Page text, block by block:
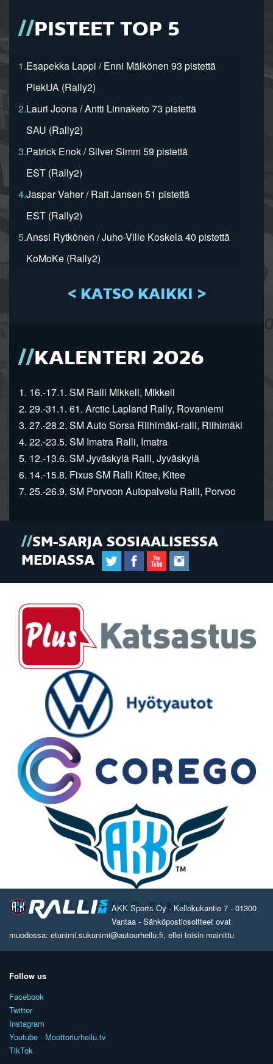
PISTEET TOP 5
1.Esapekka Lappi / Enni Mälkönen 93 pistettä
PiekUA (Rally2)
2.Lauri Joona / Antti Linnaketo 73 pistettä
SAU (Rally2)
3.Patrick Enok / Silver Simm 59 pistettä
EST (Rally2)
4.Jaspar Vaher / Rait Jansen 51 pistettä
EST (Rally2)
5.Anssi Rytkönen / Juho-Ville Koskela 40 pistettä
KoMoKe (Rally2)
< KATSO KAIKKI >
KALENTERI 2026
1. 16.-17.1. SM Ralli Mikkeli, Mikkeli
2. 29.-31.1. 61. Arctic Lapland Rally, Rovaniemi
3. 27.-28.2. SM Auto Sorsa Riihimäki-ralli, Riihimäki
4. 22.-23.5. SM Imatra Ralli, Imatra
5. 12.-13.6. SM Jyväskylä Ralli, Jyväskylä
6. 14.-15.8. Fixus SM Ralli Kitee, Kitee
7. 25.-26.9. SM Porvoon Autopalvelu Ralli, Porvoo
SM-SARJA SOSIAALISESSA
MEDIASSA
AKK Sports Oy - Kellokukantie 7 - 01300
Vantaa - Sähköpostiosoitteet ovat
muodossa: etunimi.sukunimi@autourheilu.fi, ellei toisin mainittu
Follow us
Facebook
Twitter
Instagram
Youtube - Moottoriurheilu.tv
TikTok